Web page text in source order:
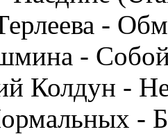
-
-
Колдун -
-